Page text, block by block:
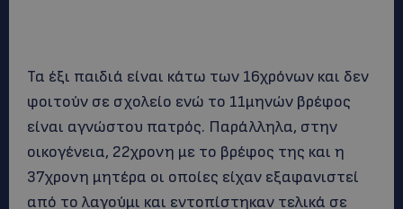
Τα έξι παιδιά είναι κάτω των 16χρόνων και δεν
φοιτούν σε σχολείο ενώ το 11μηνών βρέφος
είναι αγνώστου πατρός. Παράλληλα, στην
οικογένεια, 22χρονη με το βρέφος της και η
37χρονη μητέρα οι οποίες είχαν εξαφανιστεί
από το λαγούμι και εντοπίστηκαν τελικά σε